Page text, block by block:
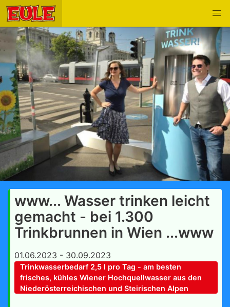
www... Wasser trinken leicht
gemacht - bei 1.300
Trinkbrunnen in Wien ...www
01.06.2023 - 30.09.2023
Trinkwasserbedarf 2,5 l pro Tag - am besten
frisches, kühles Wiener Hochquellwasser aus den
Niederösterreichischen und Steirischen Alpen